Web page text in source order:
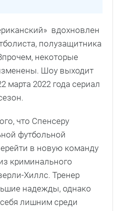
вдохновлен
полузащитника
некоторые
Шоу выходит
марта 2022 года сериал
что Спенсеру
футбольной
в новую команду
криминального
Хиллс. Тренер
надежды, однако
лишним среди